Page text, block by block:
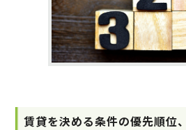
賃貸を決める条件の優先順位